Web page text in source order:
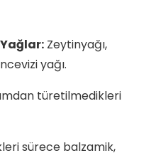
Zeytinyağı,
yağı.
türetilmedikleri
sürece balzamik,